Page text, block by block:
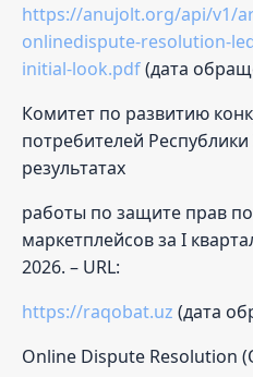
https://anujolt.org/api/v1/
onlinedispute-resolution-
initial-look.pdf(дата
Комитет по развитию
потребителей
результатах
работы по защите прав
маркетплейсов за I
2026. – URL:
https://raqobat.uz (дата
Online Dispute Resolution